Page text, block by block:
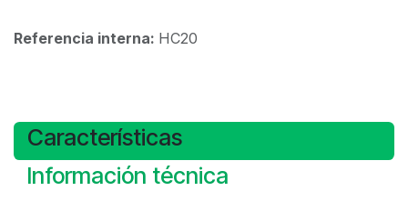
Referencia interna: HC20
Características
Información técnica